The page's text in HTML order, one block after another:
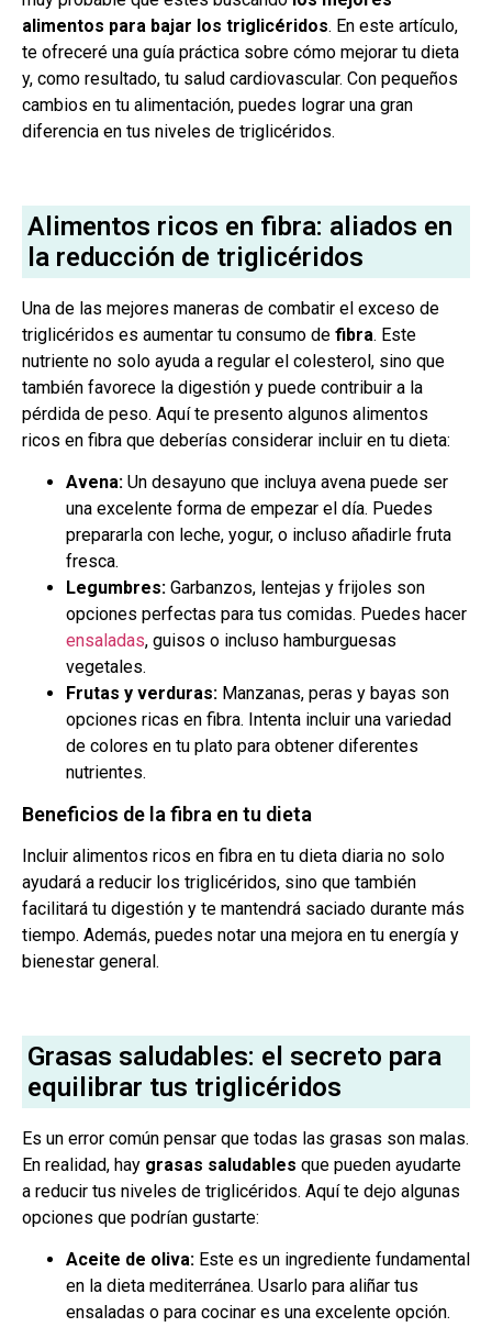
alimentos para bajar los triglicéridos. En este artículo,
te ofreceré una guía práctica sobre cómo mejorar tu dieta
y, como resultado, tu salud cardiovascular. Con pequeños
cambios en tu alimentación, puedes lograr una gran
diferencia en tus niveles de triglicéridos.
Alimentos ricos en fibra: aliados en
la reducción de triglicéridos
Una de las mejores maneras de combatir el exceso de
triglicéridos es aumentar tu consumo de fibra. Este
nutriente no solo ayuda a regular el colesterol, sino que
también favorece la digestión y puede contribuir a la
pérdida de peso. Aquí te presento algunos alimentos
ricos en fibra que deberías considerar incluir en tu dieta:
Avena: Un desayuno que incluya avena puede ser
una excelente forma de empezar el día. Puedes
prepararla con leche, yogur, o incluso añadirle fruta
fresca.
Legumbres: Garbanzos, lentejas y frijoles son
opciones perfectas para tus comidas. Puedes hacer
ensaladas, guisos o incluso hamburguesas
vegetales.
Frutas y verduras: Manzanas, peras y bayas son
opciones ricas en fibra. Intenta incluir una variedad
de colores en tu plato para obtener diferentes
nutrientes.
Beneficios de la fibra en tu dieta
Incluir alimentos ricos en fibra en tu dieta diaria no solo
ayudará a reducir los triglicéridos, sino que también
facilitará tu digestión y te mantendrá saciado durante más
tiempo. Además, puedes notar una mejora en tu energía y
bienestar general.
Grasas saludables: el secreto para
equilibrar tus triglicéridos
Es un error común pensar que todas las grasas son malas.
En realidad, hay grasas saludables que pueden ayudarte
a reducir tus niveles de triglicéridos. Aquí te dejo algunas
opciones que podrían gustarte:
Aceite de oliva: Este es un ingrediente fundamental
en la dieta mediterránea. Usarlo para aliñar tus
ensaladas o para cocinar es una excelente opción.